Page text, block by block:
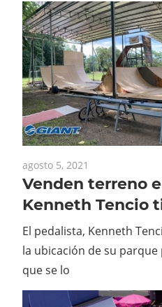
agosto 5, 2021
Venden terreno
Kenneth Tencio
El pedalista, Kenneth
la ubicación de su
que se lo